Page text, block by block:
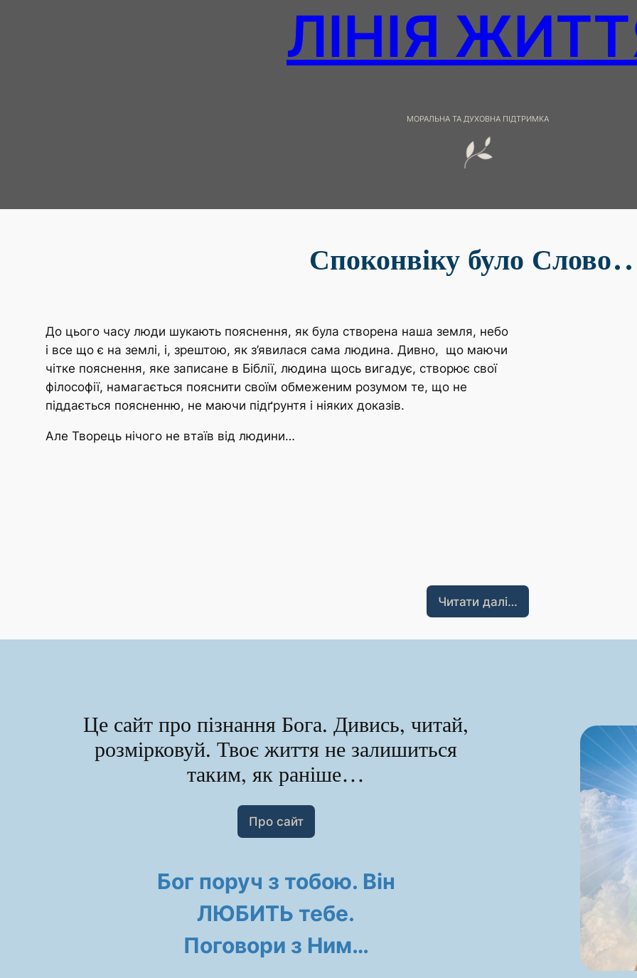
ЛІНІЯ
МОРАЛЬНА ТА ДУХОВНА ПІДТРИМКА
Споконвіку було
До цього часу люди шукають пояснення, як була створена наша земля, небо
і все що є на землі, і, зрештою, як з’явилася сама людина. Дивно, що маючи
чітке пояснення, яке записане в Біблії, людина щось вигадує, створює свої
філософії, намагається пояснити своїм обмеженим розумом те, що не
піддається поясненню, не маючи підґрунтя і ніяких доказів.
Але Творець нічого не втаїв від людини…
Читати далі…
Це сайт про пізнання Бога. Дивись, читай,
розмірковуй. Твоє життя не залишиться
таким, як раніше…
Про сайт
Бог поруч з тобою. Він
ЛЮБИТЬ тебе.
Поговори з Ним…